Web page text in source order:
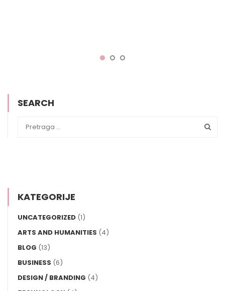
SEARCH
KATEGORIJE
UNCATEGORIZED (1)
ARTS AND HUMANITIES (4)
BLOG (13)
BUSINESS (6)
DESIGN / BRANDING (4)